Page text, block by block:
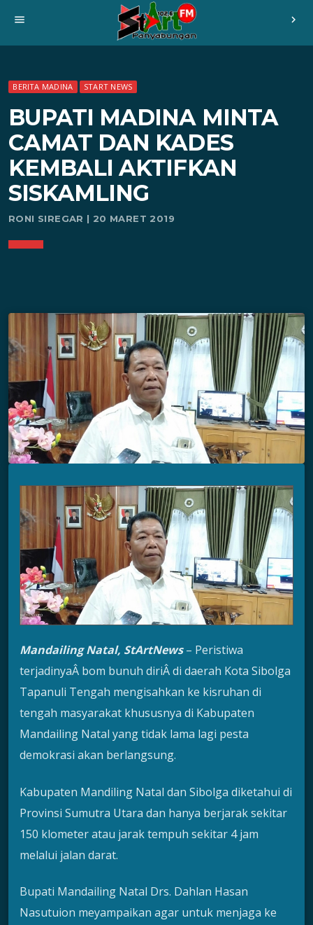
menu chevron_right
BERITA MADINA START NEWS
BUPATI MADINA MINTA
CAMAT DAN KADES
KEMBALI AKTIFKAN
SISKAMLING
RONI SIREGAR | 20 MARET 2019
Mandailing Natal, StArtNews– Peristiwa
terjadinyaÂ bom bunuh diriÂ di daerah Kota Sibolga
Tapanuli Tengah mengisahkan ke kisruhan di
tengah masyarakat khususnya di Kabupaten
Mandailing Natal yang tidak lama lagi pesta
demokrasi akan berlangsung.
Kabupaten Mandiling Natal dan Sibolga diketahui di
Provinsi Sumutra Utara dan hanya berjarak sekitar
150 klometer atau jarak tempuh sekitar 4 jam
melalui jalan darat.
Bupati Mandailing Natal Drs. Dahlan Hasan
Nasutuion meyampaikan agar untuk menjaga ke